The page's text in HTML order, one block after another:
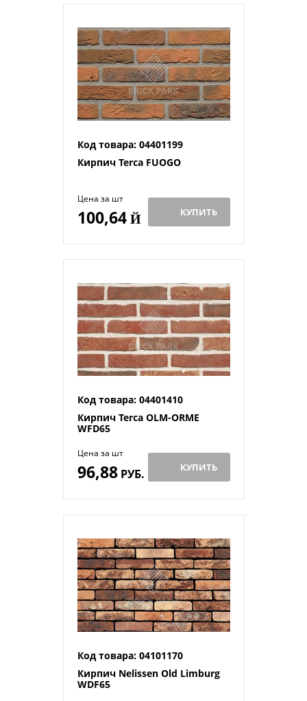
Код товара: 04401199
Кирпич Terca FUOGO
Цена за шт
100,64Й КУПИТЬ
Код товара: 04401410
Кирпич Terca OLM-ORME
WFD65
Цена за шт
96,88РУБ. КУПИТЬ
Код товара: 04101170
Кирпич Nelissen Old Limburg
WDF65